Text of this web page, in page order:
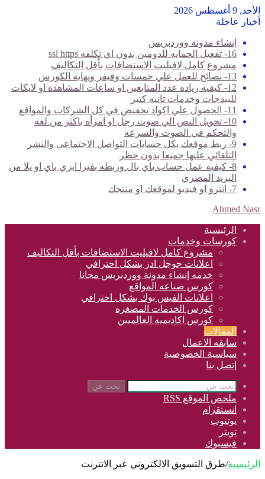
الأحد, 9 أغسطس 2026
أخبار عاجلة
إنشاء مدونة ووردبريس
16- تفعيل الحمايه للدومين بدون اي تكلفه ssl https
مشروع كامل لافيليت الاستضافات بأقل التكاليف
13- نصائح للعمل علي خمسات وفيفر ونهايه الكورس
12- كيفيه زياده عدد المتابعين او ساعات المشاهده او لايكات
للبيدجات وخدمات تانيه كتير
11- الحصول علي اكواد تخفيض في كل الشركات والمواقع
10- تحويل النص الي صوت رجل او امرأه باكثر من لغه
والتحكم في الصوت والسرعه
9- ربط موقعك بكل حسابات التواصل الاجتماعي والنشر
التلقائي عليها جميعا بدون حظر
8- كيفيه عمل حساب باي بال وربطه بفيزا ايزي باي او يلا من
البريد المصري
7- انترو او فيديو لموقعك او منتجك
Ahmed Nasr
الرئيسية
كورسات وخدمات
مشروع كامل لافيليت الاستضافات بأقل التكاليف
اعلانات جوجل ادز بشكل احترافي
خدمه إنشاء مدونة ووردبريس مجانا
كورس صناعه المواقع
اعلانات الفيس بوك بشكل احترافي
كورس الخدمات المصغره
كورس اكاديميه العالميين
المقالات
سابقه الاعمال
سياسية الخصوصية
إتصل بنا
بحث عن
ملخص الموقع RSS
انستقرام
يوتيوب
تويتر
فيسبوك
الرئيسية/طرق التسويق الالكتروني عبر الانترنت